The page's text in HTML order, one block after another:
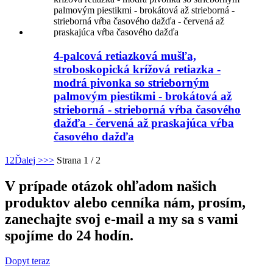
4-palcová retiazková mušľa,
stroboskopická krížová retiazka -
modrá pivonka so strieborným
palmovým piestikmi - brokátová až
strieborná - strieborná vŕba časového
dažďa - červená až praskajúca vŕba
časového dažďa
1 2Ďalej >>> Strana 1 / 2
V prípade otázok ohľadom našich
produktov alebo cenníka nám, prosím,
zanechajte svoj e-mail a my sa s vami
spojíme do 24 hodín.
Dopyt teraz